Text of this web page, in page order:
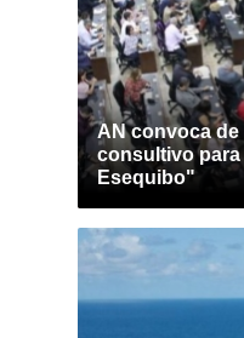
AN convoca
consultivo para
Esequibo"